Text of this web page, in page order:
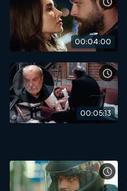
00:04:00
00:05:13